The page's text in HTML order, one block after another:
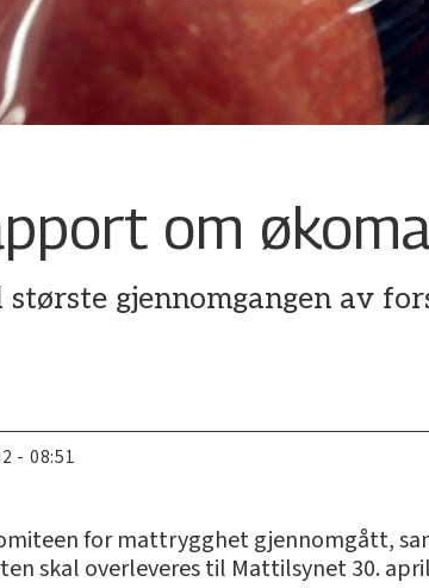
om
gjennomgangen av
- 08:51
for mattrygghet gjennomgått,
skal overleveres til Mattilsynet 30.